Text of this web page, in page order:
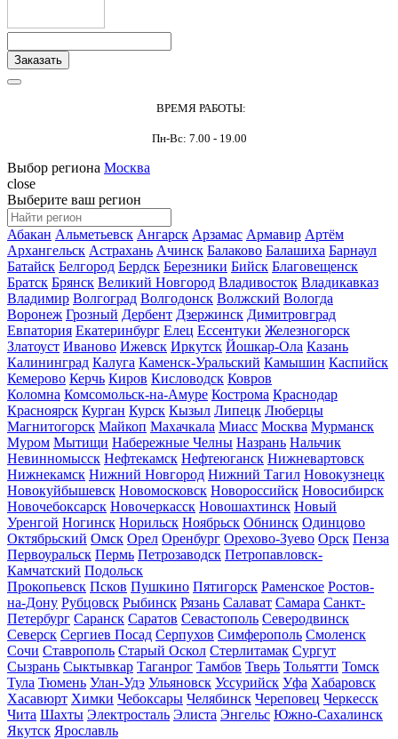
ВРЕМЯ РАБОТЫ:
Пн-Вс: 7.00 - 19.00
Выбор региона Москва
close
Выберите ваш регион
Абакан Альметьевск Ангарск Арзамас Армавир Артём
Архангельск Астрахань Ачинск Балаково Балашиха Барнаул
Батайск Белгород Бердск Березники Бийск Благовещенск
Братск Брянск Великий Новгород Владивосток Владикавказ
Владимир Волгоград Волгодонск Волжский Вологда
Воронеж Грозный Дербент Дзержинск Димитровград
Евпатория Екатеринбург Елец Ессентуки Железногорск
Златоуст Иваново Ижевск Иркутск Йошкар-Ола Казань
Калининград Калуга Каменск-Уральский Камышин Каспийск
Кемерово Керчь Киров Кисловодск Ковров
Коломна Комсомольск-на-Амуре Кострома Краснодар
Красноярск Курган Курск Кызыл Липецк Люберцы
Магнитогорск Майкоп Махачкала Миасс Москва Мурманск
Муром Мытищи Набережные Челны Назрань Нальчик
Невинномысск Нефтекамск Нефтеюганск Нижневартовск
Нижнекамск Нижний Новгород Нижний Тагил Новокузнецк
Новокуйбышевск Новомосковск Новороссийск Новосибирск
Новочебоксарск Новочеркасск Новошахтинск Новый
Уренгой Ногинск Норильск Ноябрьск Обнинск Одинцово
Октябрьский Омск Орел Оренбург Орехово-Зуево Орск Пенза
Первоуральск Пермь Петрозаводск Петропавловск-
Камчатский Подольск
Прокопьевск Псков Пушкино Пятигорск Раменское Ростов-
на-Дону Рубцовск Рыбинск Рязань Салават Самара Санкт-
Петербург Саранск Саратов Севастополь Северодвинск
Северск Сергиев Посад Серпухов Симферополь Смоленск
Сочи Ставрополь Старый Оскол Стерлитамак Сургут
Сызрань Сыктывкар Таганрог Тамбов Тверь Тольятти Томск
Тула Тюмень Улан-Удэ Ульяновск Уссурийск Уфа Хабаровск
Хасавюрт Химки Чебоксары Челябинск Череповец Черкесск
Чита Шахты Электросталь Элиста Энгельс Южно-Сахалинск
Якутск Ярославль